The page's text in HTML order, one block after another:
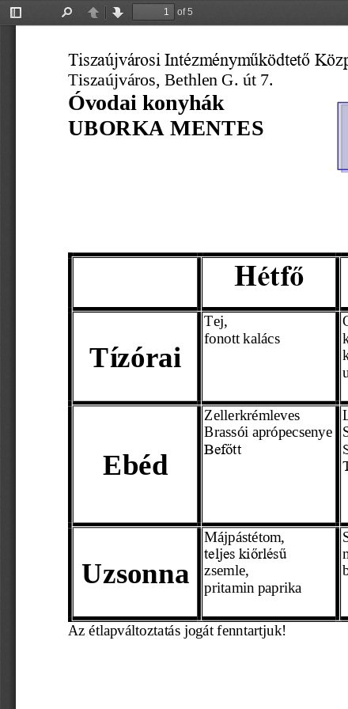
Toggle
PreviousNext
of 5
Tiszaújvárosi Intézményműködtető
Tiszaújváros, Bethlen G. út 7.
Óvodai konyhák
UBORKA MENTES
Hétfő
Tízórai
Tej,
fonott kalács
Ebéd
Zellerkrémleves
Brassói aprópecsenye
Befőtt
Uzsonna
Májpástétom,
teljes kiőrlésű
zsemle,
pritamin paprika
Az étlapváltoztatás jogát fenntartjuk!